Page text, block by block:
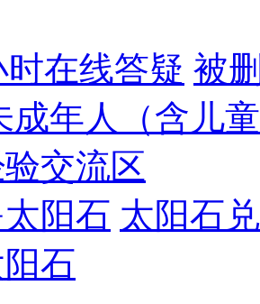
时在线答疑 被
成年人（含儿
交流区
阳石 太阳石
石